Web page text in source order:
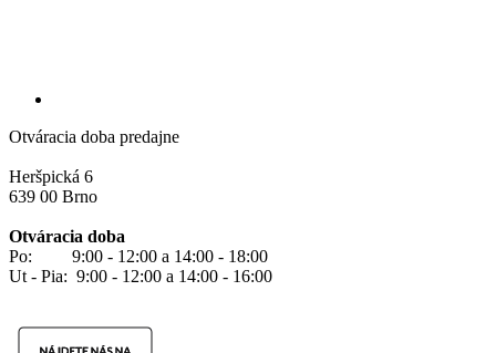
Otváracia doba predajne
Heršpická 6
639 00 Brno
Otváracia doba
Po: 9:00 - 12:00 a 14:00 - 18:00
Ut - Pia: 9:00 - 12:00 a 14:00 - 16:00